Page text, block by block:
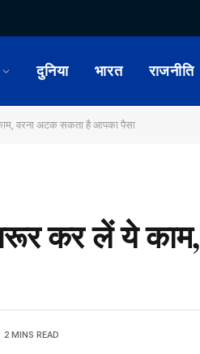
दुनिया भारत राजनीति
वरना अटक सकता है आपका पैसा
कर लें ये
2 MINS READ